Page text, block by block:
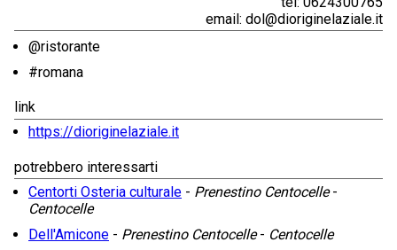
email: dol@dioriginelaziale.it
@ristorante
#romana
link
https://dioriginelaziale.it
potrebbero interessarti
Centorti Osteria culturale - Prenestino Centocelle-
Centocelle
Dell'Amicone - Prenestino Centocelle- Centocelle